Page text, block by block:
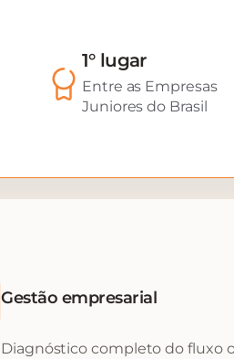
1° lugar
Entre as Empresas
Juniores do Brasil
Gestão empresarial
Diagnóstico completo do fluxo